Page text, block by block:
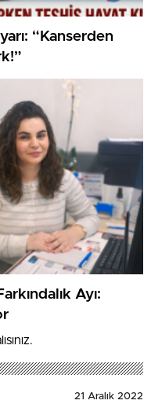
“Kanserden
Ayı:
21 Aralık 2022